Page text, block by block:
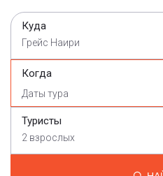
Куда
Грейс Наири
Когда
Туристы
2 взрослых